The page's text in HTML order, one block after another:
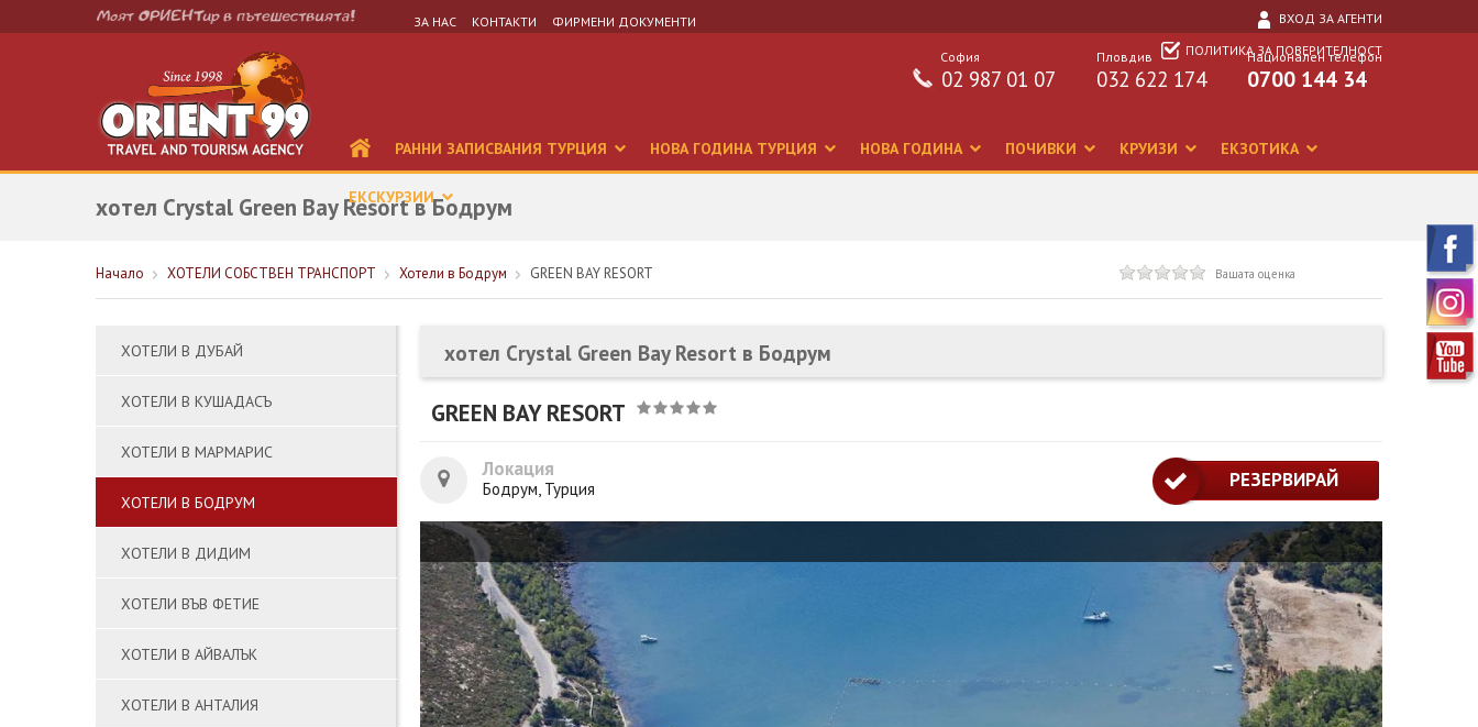
ЗА НАС КОНТАКТИ ФИРМЕНИ ДОКУМЕНТИ
ВХОД ЗА АГЕНТИ
ПОЛИТИКА ЗА ПОВЕРИТЕЛНОСТ
Национален телефон
0700 144 34
Пловдив
032 622 174
София
02 987 01 07
РАННИ ЗАПИСВАНИЯ ТУРЦИЯ НОВА ГОДИНА ТУРЦИЯ НОВА ГОДИНА ПОЧИВКИ КРУИЗИ ЕКЗОТИКА
ЕКСКУРЗИИ
хотел Crystal Green Bay Resort в Бодрум
Начало ХОТЕЛИ СОБСТВЕН ТРАНСПОРТ Хотели в Бодрум GREEN BAY RESORT Вашата оценка
ХОТЕЛИ В ДУБАЙ
ХОТЕЛИ В КУШАДАСЪ
ХОТЕЛИ В МАРМАРИС
ХОТЕЛИ В БОДРУМ
ХОТЕЛИ В ДИДИМ
ХОТЕЛИ ВЪВ ФЕТИЕ
ХОТЕЛИ В АЙВАЛЪК
ХОТЕЛИ В АНТАЛИЯ
хотел Crystal Green Bay Resort в Бодрум
GREEN BAY RESORT
Локация
Бодрум, Турция РЕЗЕРВИРАЙ